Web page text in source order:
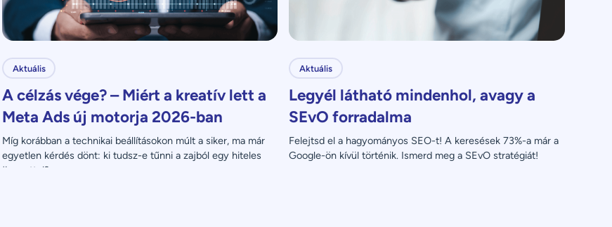
Aktuális
A célzás vége? – Miért a kreatív lett a
Meta Ads új motorja 2026-ban
Míg korábban a technikai beállításokon múlt a siker, ma már
egyetlen kérdés dönt: ki tudsz-e tűnni a zajból egy hiteles
üzenettel?
Aktuális
Legyél látható mindenhol, avagy a
SEvO forradalma
Felejtsd el a hagyományos SEO-t! A keresések 73%-a már a
Google-ön kívül történik. Ismerd meg a SEvO stratégiát!